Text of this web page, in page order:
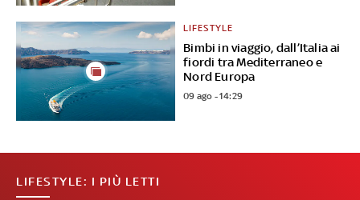
Bimbi in viaggio, dall’Italia ai
fiordi tra Mediterraneo e
Nord Europa
LIFESTYLE
09 ago - 14:29
LIFESTYLE: I PIÙ LETTI